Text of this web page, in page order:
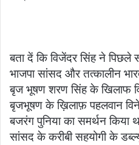
बता दें कि विजेंदर सिंह ने पिछले
भाजपा सांसद और तत्कालीन
बृज भूषण शरण सिंह के खिलाफ
बृजभूषण के ख़िलाफ़ पहलवान
बजरंग पुनिया का समर्थन किया
सांसद के करीबी सहयोगी के